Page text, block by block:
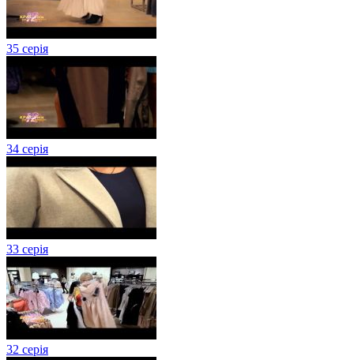
35 серія
34 серія
33 серія
32 серія